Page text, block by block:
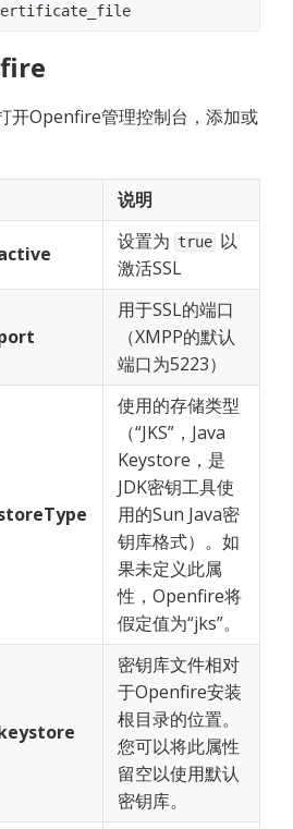
开Openfire管理控制台，添加或
说明
设置为 true 以
激活SSL
用于SSL的端口
（XMPP的默认
端口为5223）
使用的存储类型
（“JKS”，Java
Keystore，是
JDK密钥工具使
用的Sun Java密
钥库格式）。如
果未定义此属
性，Openfire将
假定值为“jks”。
密钥库文件相对
于Openfire安装
根目录的位置。
您可以将此属性
留空以使用默认
密钥库。